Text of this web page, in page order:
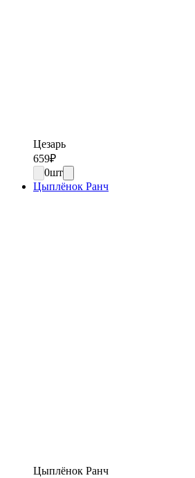
Цезарь
659₽
0шт
Цыплёнок Ранч
Цыплёнок Ранч